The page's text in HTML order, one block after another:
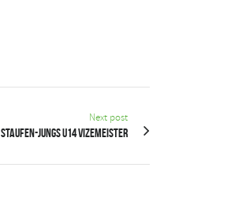
Next post
Staufen-Jungs U14 Vizemeister